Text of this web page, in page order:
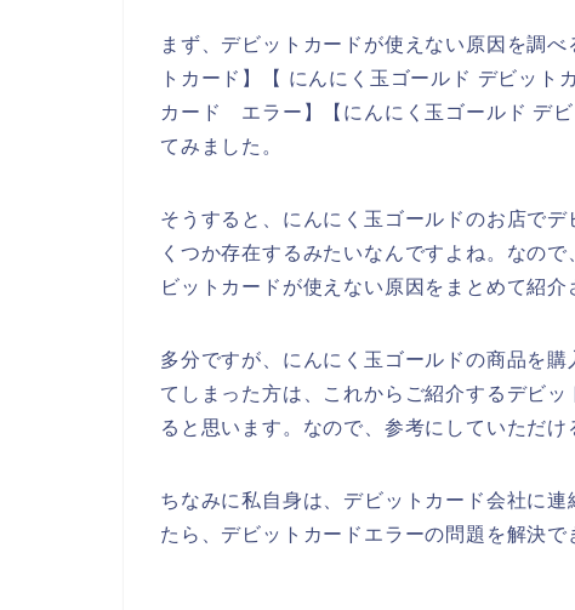
まず、デビットカードが使えない原因を調
トカード】【 にんにく玉ゴールド デビッ
カード エラー】【にんにく玉ゴールド デ
てみました。
そうすると、にんにく玉ゴールドのお店で
くつか存在するみたいなんですよね。なの
ビットカードが使えない原因をまとめて紹介
多分ですが、にんにく玉ゴールドの商品を
てしまった方は、これからご紹介するデビ
ると思います。なので、参考にしていただけ
ちなみに私自身は、デビットカード会社に
たら、デビットカードエラーの問題を解決で